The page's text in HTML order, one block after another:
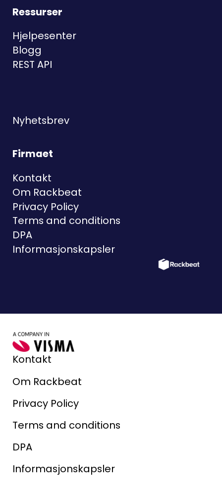
Ressurser
Hjelpesenter
Blogg
REST API
Nyhetsbrev
Firmaet
Kontakt
Om Rackbeat
Privacy Policy
Terms and conditions
DPA
Informasjonskapsler
Kontakt
Om Rackbeat
Privacy Policy
Terms and conditions
DPA
Informasjonskapsler